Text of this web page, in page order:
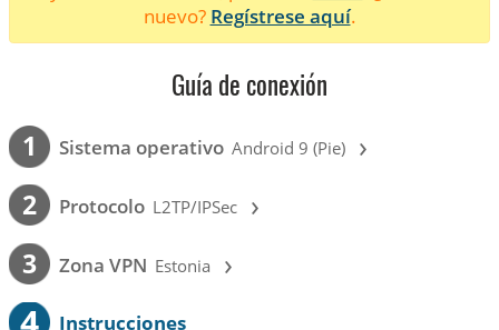
nuevo? Regístrese aquí.
Guía de conexión
1 Sistema operativo Android 9 (Pie) ›
2 Protocolo L2TP/IPSec ›
3 Zona VPN Estonia ›
Instrucciones